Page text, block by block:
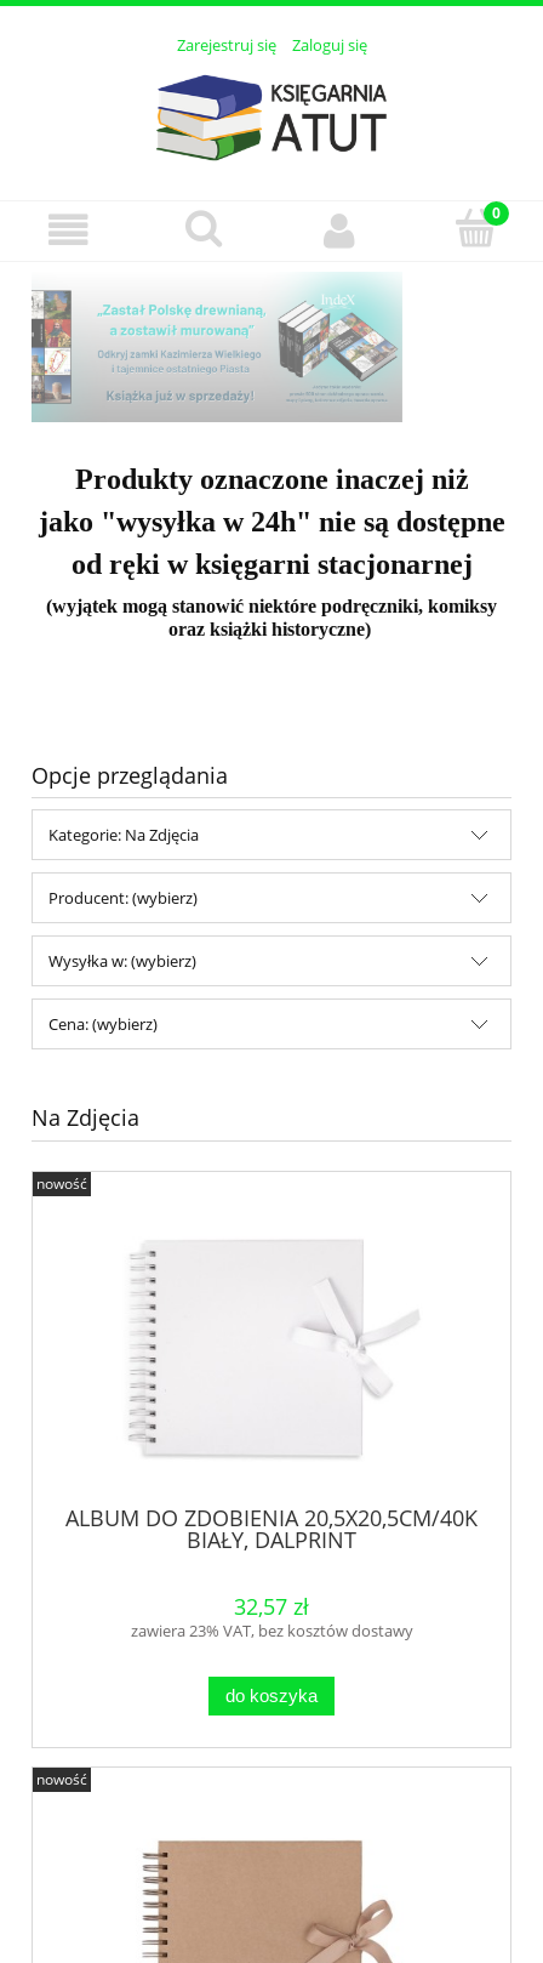
Zarejestruj się Zaloguj się
Produkty oznaczone inaczej niż
jako "wysyłka w 24h" nie są dostępne
od ręki w księgarni stacjonarnej
(wyjątek mogą stanowić niektóre podręczniki, komiksy
oraz książki historyczne)
Opcje przeglądania
Kategorie: Na Zdjęcia
Producent: (wybierz)
Wysyłka w: (wybierz)
Cena: (wybierz)
Na Zdjęcia
ALBUM DO ZDOBIENIA 20,5X20,5CM/40K
BIAŁY, DALPRINT
32,57 zł
zawiera 23% VAT, bez kosztów dostawy
do koszyka
nowość
nowość